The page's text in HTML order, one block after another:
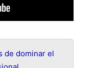
de dominar el